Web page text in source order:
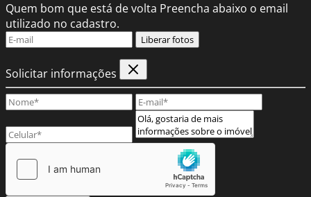
Quem bom que está de volta Preencha abaixo o email
utilizado no cadastro.
Liberar fotos
Solicitar informações